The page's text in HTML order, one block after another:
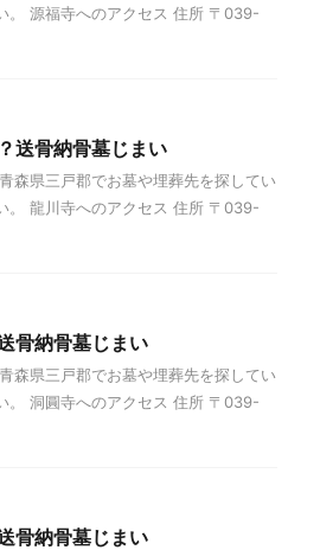
。 源福寺へのアクセス 住所 〒039-
送骨納骨墓じまい
森県三戸郡でお墓や埋葬先を探してい
。 龍川寺へのアクセス 住所 〒039-
骨納骨墓じまい
森県三戸郡でお墓や埋葬先を探してい
。 洞圓寺へのアクセス 住所 〒039-
骨納骨墓じまい